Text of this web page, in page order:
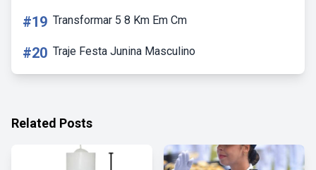
#19 Transformar 5 8 Km Em Cm
#20 Traje Festa Junina Masculino
Related Posts